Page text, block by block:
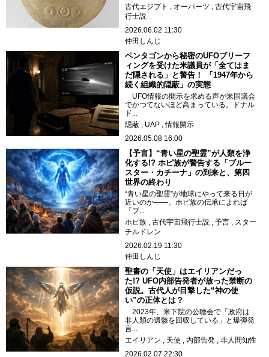
古代エジプト
オーパーツ
古代宇宙飛
行士説
2026.06.02 11:30
仲田しんじ
ペンタゴンから秘密のUFOブリーフ
ィングを受けた米議員が「全てはま
だ隠される」と警告！ 「1947年から
続く組織的隠蔽」の実態
UFO情報の開示を求める声が米国議会
でかつてないほど高まっている。ドナル
ド...
隠蔽
UAP
情報開示
2026.05.08 16:00
【予言】“青い星の聖霊”が人類を浄
化する!? ホピ族が警告する「ブルー
スター・カチーナ」の到来と、第四
世界の終わり
“青い星の聖霊”が地球にやって来る日が
近いのか――。ホピ族の伝承によれば
「ブ...
ホピ族
古代宇宙飛行士説 予言
スター
チルドレン
2026.02.19 11:30
仲田しんじ
聖書の「天使」はエイリアンだっ
た!? UFO内部告発者が放った禁断の
仮説。古代人が目撃した“神の使
い”の正体とは？
2023年、米下院の公聴会で「政府は
非人類の遺骸を回収している」と爆弾発
言...
エイリアン
天使 内部告発
非人間知性
2026.02.07 22:30